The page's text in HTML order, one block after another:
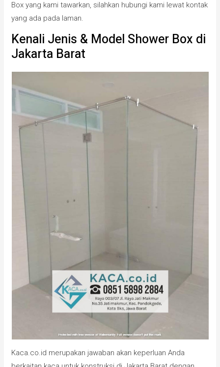
Box yang kami tawarkan, silahkan hubungi kami lewat kontak
yang ada pada laman.
Kenali Jenis & Model Shower Box di
Jakarta Barat
Kaca.co.id merupakan jawaban akan keperluan Anda